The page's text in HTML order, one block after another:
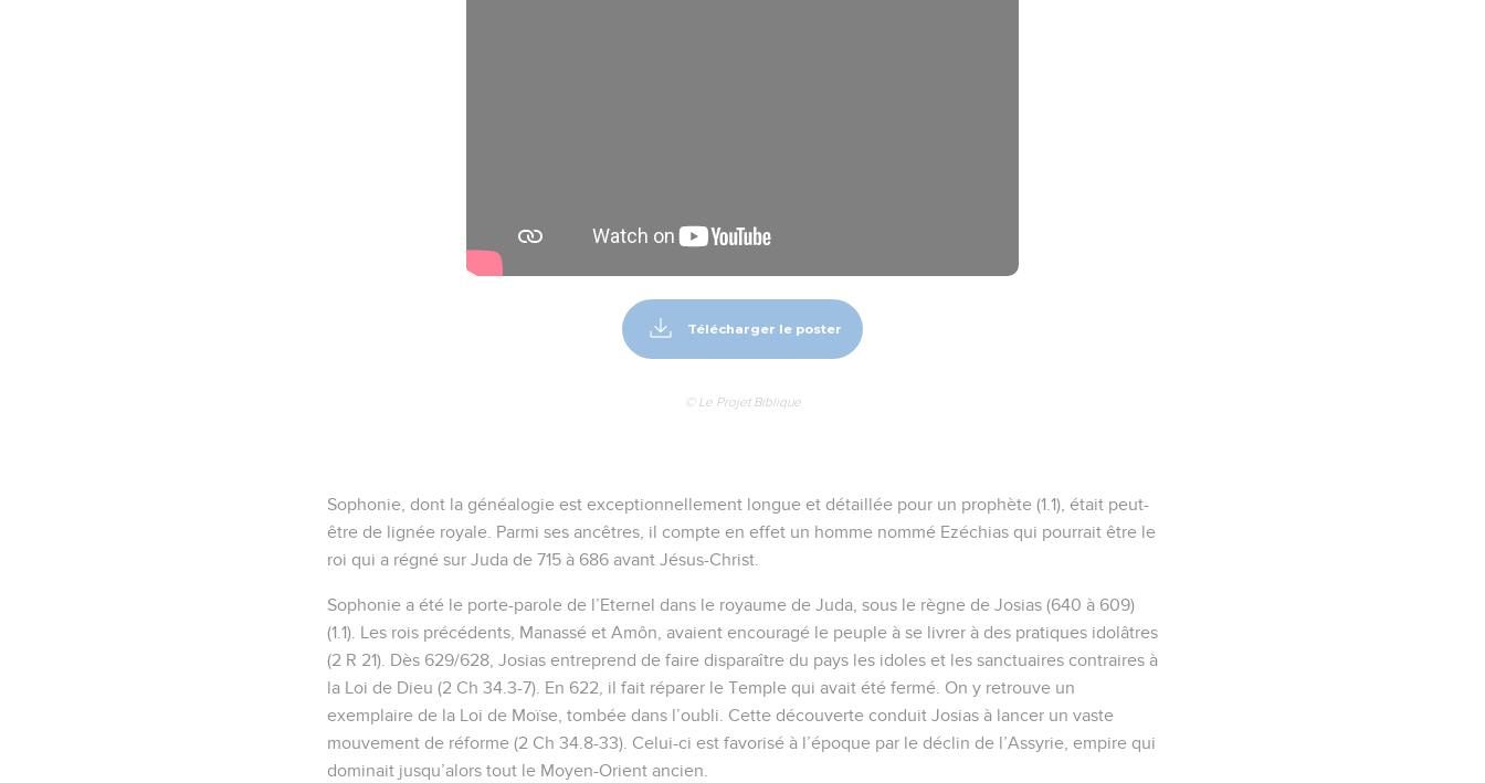
Télécharger le poster
© Le Projet Biblique
Sophonie, dont la généalogie est exceptionnellement longue et détaillée pour un prophète (1.1), était peut-
être de lignée royale. Parmi ses ancêtres, il compte en effet un homme nommé Ezéchias qui pourrait être le
roi qui a régné sur Juda de 715 à 686 avant Jésus-Christ.
Sophonie a été le porte-parole de l’Eternel dans le royaume de Juda, sous le règne de Josias (640 à 609)
(1.1). Les rois précédents, Manassé et Amôn, avaient encouragé le peuple à se livrer à des pratiques idolâtres
(2 R 21). Dès 629/628, Josias entreprend de faire disparaître du pays les idoles et les sanctuaires contraires à
la Loi de Dieu (2 Ch 34.3-7). En 622, il fait réparer le Temple qui avait été fermé. On y retrouve un
exemplaire de la Loi de Moïse, tombée dans l’oubli. Cette découverte conduit Josias à lancer un vaste
mouvement de réforme (2 Ch 34.8-33). Celui-ci est favorisé à l’époque par le déclin de l’Assyrie, empire qui
dominait jusqu’alors tout le Moyen-Orient ancien.